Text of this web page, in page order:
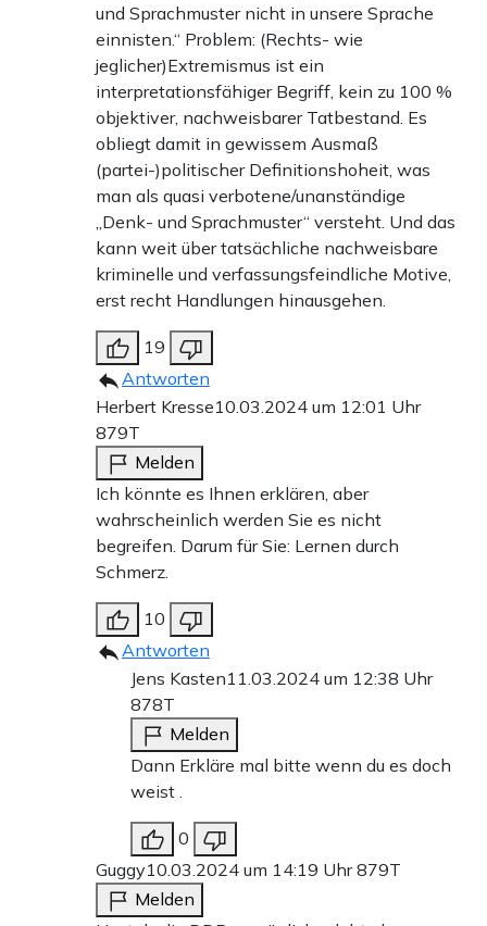
und Sprachmuster nicht in unsere Sprache
einnisten.“ Problem: (Rechts- wie
jeglicher)Extremismus ist ein
interpretationsfähiger Begriff, kein zu 100 %
objektiver, nachweisbarer Tatbestand. Es
obliegt damit in gewissem Ausmaß
(partei-)politischer Definitionshoheit, was
man als quasi verbotene/unanständige
„Denk- und Sprachmuster“ versteht. Und das
kann weit über tatsächliche nachweisbare
kriminelle und verfassungsfeindliche Motive,
erst recht Handlungen hinausgehen.
19
Antworten
Herbert Kresse10.03.2024 um 12:01 Uhr
879T
Melden
Ich könnte es Ihnen erklären, aber
wahrscheinlich werden Sie es nicht
begreifen. Darum für Sie: Lernen durch
Schmerz.
10
Antworten
Jens Kasten11.03.2024 um 12:38 Uhr
878T
Melden
Dann Erkläre mal bitte wenn du es doch
weist .
0
Guggy10.03.2024 um 14:19 Uhr879T
Melden